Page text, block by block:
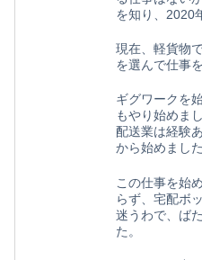
を知り、2020
現在、軽貨物
を選んで仕事
ギグワークを
もやり始めまし
配送業は経験
から始めました
この仕事を始
らず、宅配ボ
迷うわで、ば
た。